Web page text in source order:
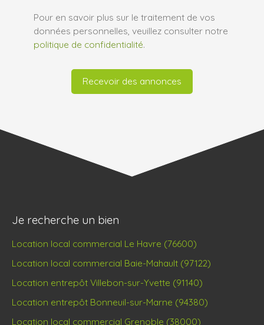
Pour en savoir plus sur le traitement de vos
données personnelles, veuillez consulter notre
politique de confidentialité.
Recevoir des annonces
Je recherche un bien
Location local commercial Le Havre (76600)
Location local commercial Baie-Mahault (97122)
Location entrepôt Villebon-sur-Yvette (91140)
Location entrepôt Bonneuil-sur-Marne (94380)
Location local commercial Grenoble (38000)